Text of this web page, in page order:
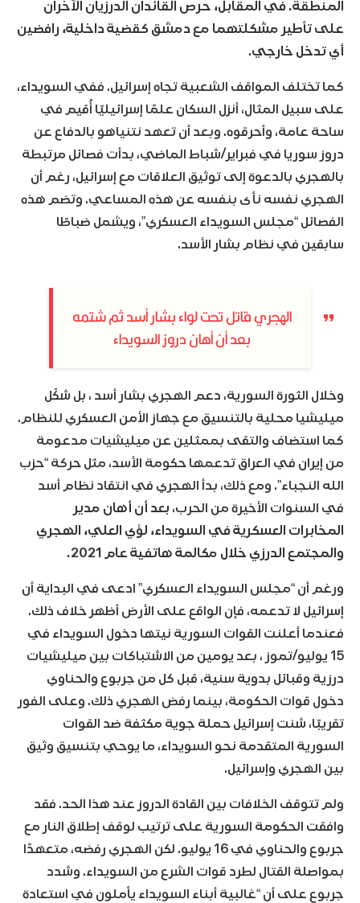
المنطقة. في المقابل، حرص القائدان الدرزيان الآخران
على تأطير مشكلتهما مع دمشق كقضية داخلية، رافضين
أي تدخل خارجي.
كما تختلف المواقف الشعبية تجاه إسرائيل. ففي السويداء،
على سبيل المثال، أنزل السكان علمًا إسرائيليًا أُقيم في
ساحة عامة، وأحرقوه. وبعد أن تعهد نتنياهو بالدفاع عن
دروز سوريا في فبراير/شباط الماضي، بدأت فصائل مرتبطة
بالهجري بالدعوة إلى توثيق العلاقات مع إسرائيل، رغم أن
الهجري نفسه نأى بنفسه عن هذه المساعي. وتضم هذه
الفصائل “مجلس السويداء العسكري”، ويشمل ضباطًا
سابقين في نظام بشار الأسد.
الهجري قاتل تحت لواء بشار أسد ثم شتمه
بعد أن أهان دروز السويداء
وخلال الثورة السورية، دعم الهجري بشار أسد ، بل شكّل
ميليشيا محلية بالتنسيق مع جهاز الأمن العسكري للنظام.
كما استضاف والتقى بممثلين عن ميليشيات مدعومة
من إيران في العراق تدعمها حكومة الأسد، مثل حركة “حزب
الله النجباء”. ومع ذلك، بدأ الهجري في انتقاد نظام أسد
في السنوات الأخيرة من الحرب، بعد أن أهان مدير
المخابرات العسكرية في السويداء، لؤي العلي، الهجري
والمجتمع الدرزي خلال مكالمة هاتفية عام 2021.
ورغم أن “مجلس السويداء العسكري” ادعى في البداية أن
إسرائيل لا تدعمه، فإن الواقع على الأرض أظهر خلاف ذلك.
فعندما أعلنت القوات السورية نيتها دخول السويداء في
15 يوليو/تموز ، بعد يومين من الاشتباكات بين ميليشيات
درزية وقبائل بدوية سنية، قبل كل من جربوع والحناوي
دخول قوات الحكومة، بينما رفض الهجري ذلك. وعلى الفور
تقريبًا، شنت إسرائيل حملة جوية مكثفة ضد القوات
السورية المتقدمة نحو السويداء، ما يوحي بتنسيق وثيق
بين الهجري وإسرائيل.
ولم تتوقف الخلافات بين القادة الدروز عند هذا الحد. فقد
وافقت الحكومة السورية على ترتيب لوقف إطلاق النار مع
جربوع والحناوي في 16 يوليو. لكن الهجري رفضه، متعهدًا
بمواصلة القتال لطرد قوات الشرع من السويداء. وشدد
جربوع على أن “غالبية أبناء السويداء يأملون في استعادة